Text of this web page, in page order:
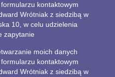
kontaktowym
Wrótniak z siedzibą w
10, w celu udzielenia
zapytanie
moich danych
kontaktowym
Wrótniak z siedzibą w